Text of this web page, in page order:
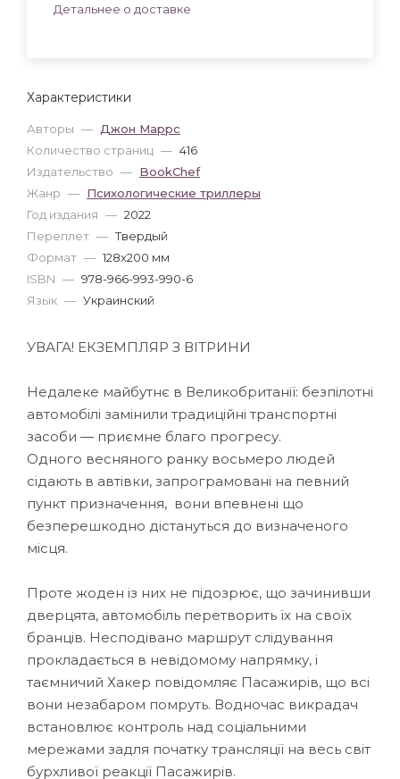
Характеристики
Авторы — Джон Маррс
Количество страниц — 416
Издательство — BookChef
Жанр — Психологические триллеры
Год издания — 2022
Переплет — Твердый
Формат — 128x200 мм
ISBN — 978-966-993-990-6
Язык — Украинский
Детальнее о доставке
УВАГА! ЕКЗЕМПЛЯР З ВІТРИНИ
Недалеке майбутнє в Великобританії: безпілотні
автомобілі замінили традиційні транспортні
засоби — приємне благо прогресу.
Одного весняного ранку восьмеро людей
сідають в автівки, запрограмовані на певний
пункт призначення, вони впевнені що
безперешкодно дістануться до визначеного
місця.
Проте жоден із них не підозрює, що зачинивши
дверцята, автомобіль перетворить їх на своїх
бранців. Несподівано маршрут слідування
прокладається в невідомому напрямку, і
таємничий Хакер повідомляє Пасажирів, що всі
вони незабаром помруть. Водночас викрадач
встановлює контроль над соціальними
мережами задля початку трансляції на весь світ
бурхливої реакції Пасажирів.